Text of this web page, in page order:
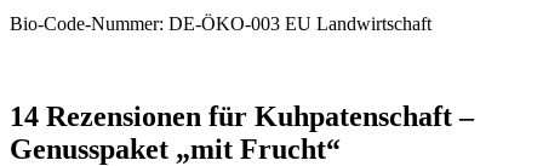
Bio-Code-Nummer: DE-ÖKO-003 EU Landwirtschaft
14 Rezensionen für Kuhpatenschaft –
Genusspaket „mit Frucht“